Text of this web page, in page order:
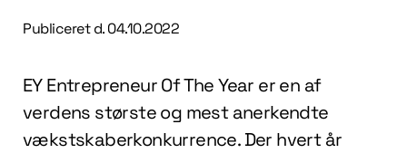
Publiceret d. 04.10.2022
EY Entrepreneur Of The Year er en af
verdens største og mest anerkendte
vækstskaberkonkurrence. Der hvert år